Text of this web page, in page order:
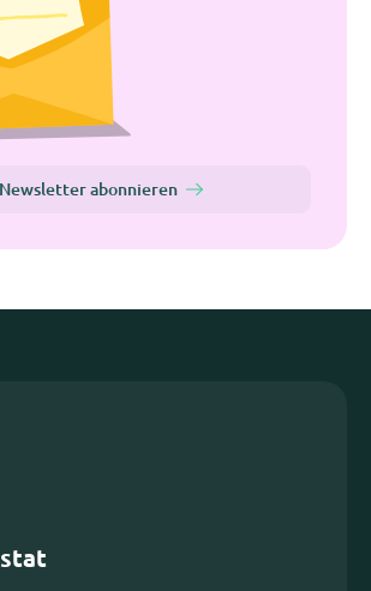
Newsletter abonnieren